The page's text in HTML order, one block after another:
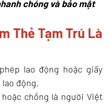
chóng và bảo mật
Thẻ Tạm Trú Là
lao động hoặc giấy
động.
chồng là người Việt